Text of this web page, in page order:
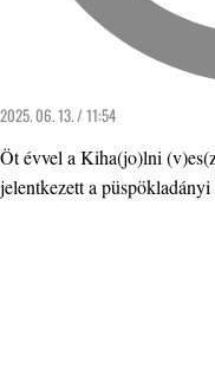
2025. 06. 13. / 11:54
Öt évvel a Kiha(jo)lni
jelentkezett a